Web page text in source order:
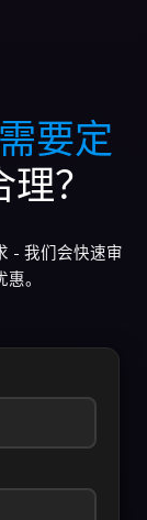
需要定
？
- 我们会快速审
。